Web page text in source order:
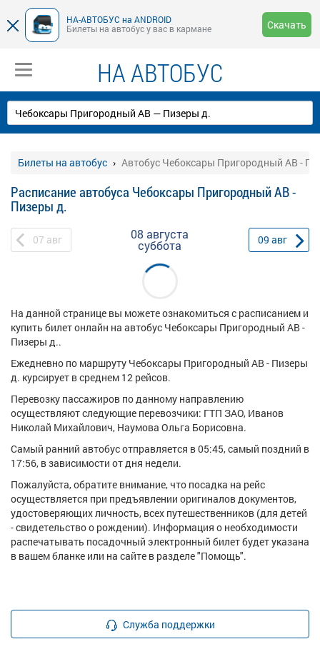
НА-АВТОБУС на ANDROID
Билеты на автобус у вас в кармане
Скачать
НА АВТОБУС
Билеты на автобус Автобус Чебоксары Пригородный АВ -
Расписание автобуса Чебоксары Пригородный АВ -
Пизеры д.
07 авг 08 августа
суббота 09 авг
На данной странице вы можете ознакомиться с расписанием и
купить билет онлайн на автобус Чебоксары Пригородный АВ -
Пизеры д..
Ежедневно по маршруту Чебоксары Пригородный АВ - Пизеры
д. курсирует в среднем 12 рейсов.
Перевозку пассажиров по данному направлению
осуществляют следующие перевозчики: ГТП ЗАО, Иванов
Николай Михайлович, Наумова Ольга Борисовна.
Самый ранний автобус отправляется в 05:45, самый поздний в
17:56, в зависимости от дня недели.
Пожалуйста, обратите внимание, что посадка на рейс
осуществляется при предъявлении оригиналов документов,
удостоверяющих личность, всех путешественников (для детей
- свидетельство о рождении). Информация о необходимости
распечатывать посадочный электронный билет будет указана
в вашем бланке или на сайте в разделе "Помощь".
Служба поддержки